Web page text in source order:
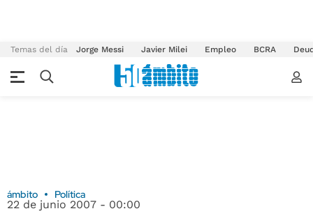
Temas del día Jorge Messi Javier Milei Empleo BCRA
ámbito Política
22 de junio 2007 - 00:00